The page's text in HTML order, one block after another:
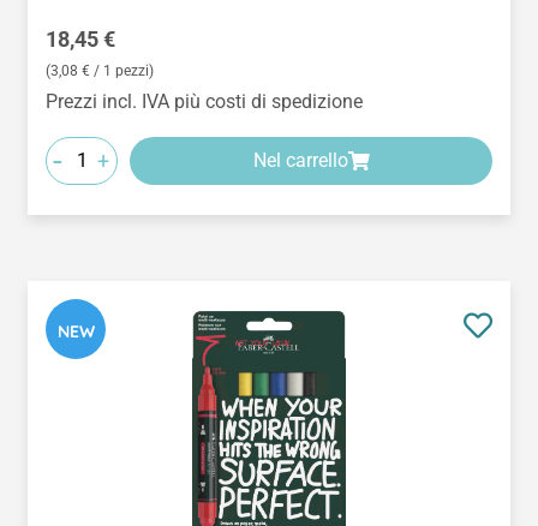
Prezzo normale:
18,45 €
(3,08 € / 1 pezzi)
Prezzi incl. IVA più costi di spedizione
- + Nel carrello
NEW